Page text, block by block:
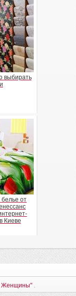
выбирать
от
Киеве
Женщины".